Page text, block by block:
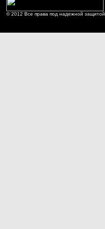
© 2012 Все права под надежной защитой.